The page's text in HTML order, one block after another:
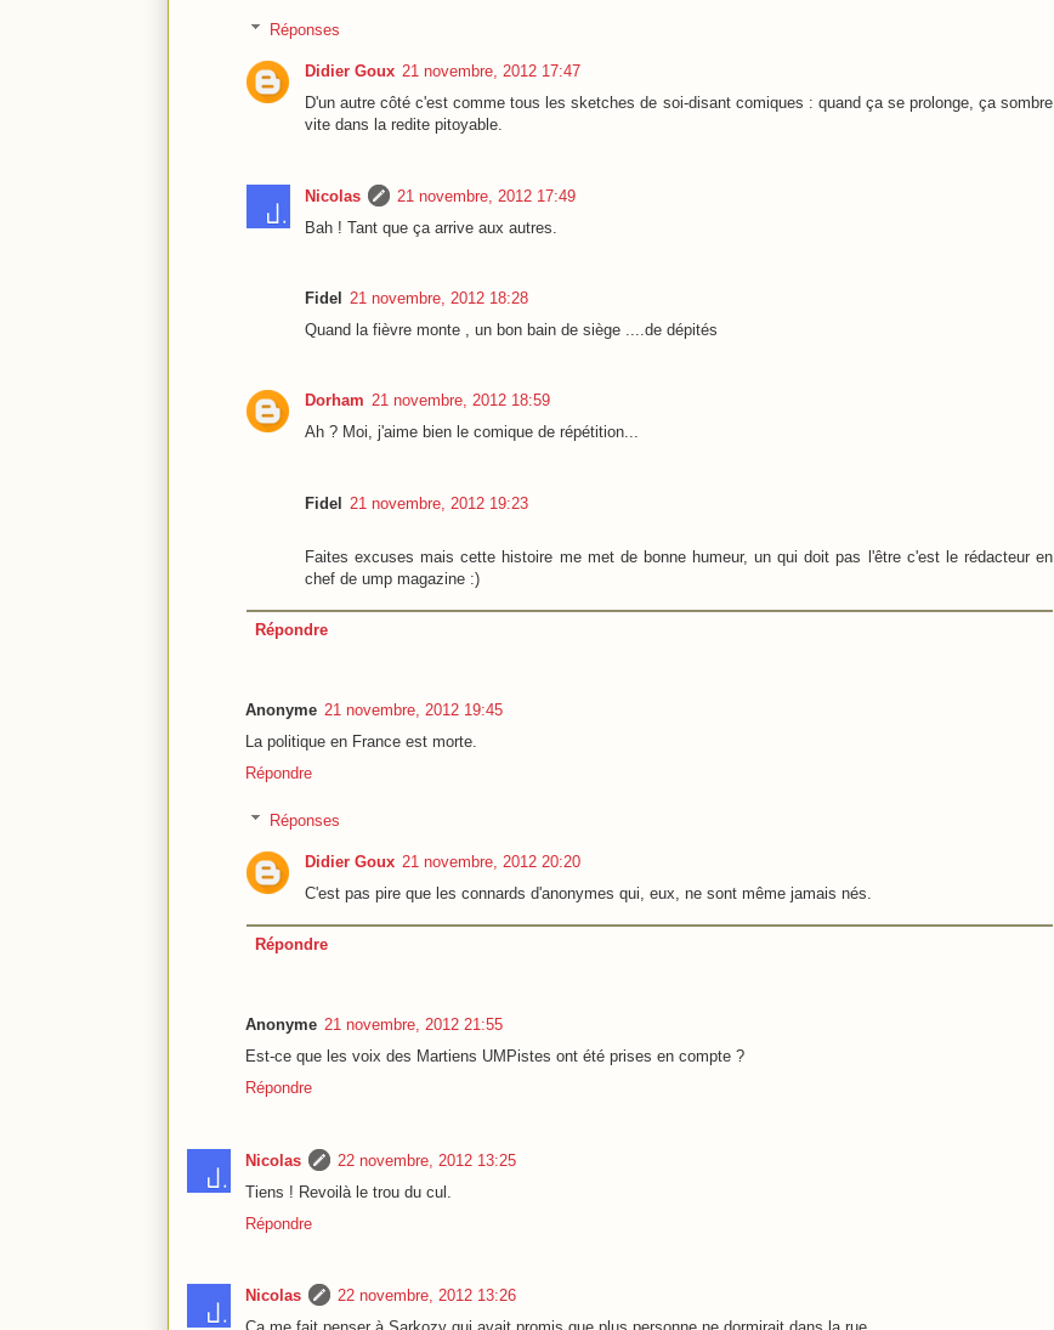
Réponses
Didier Goux 21 novembre, 2012 17:47
D'un autre côté c'est comme tous les sketches de soi-disant comiques : quand ça se prolonge, ça sombre
vite dans la redite pitoyable.
Nicolas
21 novembre, 2012 17:49
Bah ! Tant que ça arrive aux autres.
Fidel
21 novembre, 2012 18:28
Quand la fièvre monte , un bon bain de siège ....de dépités
Dorham 21 novembre, 2012 18:59
Ah ? Moi, j'aime bien le comique de répétition...
Fidel 21 novembre, 2012 19:23
Faites excuses mais cette histoire me met de bonne humeur, un qui doit pas l'être c'est le rédacteur en
chef de ump magazine :)
Répondre
Anonyme 21 novembre, 2012 19:45
La politique en France est morte.
Répondre
Réponses
Didier Goux 21 novembre, 2012 20:20
C'est pas pire que les connards d'anonymes qui, eux, ne sont même jamais nés.
Répondre
Anonyme 21 novembre, 2012 21:55
Est-ce que les voix des Martiens UMPistes ont été prises en compte ?
Répondre
Nicolas
22 novembre, 2012 13:25
Tiens ! Revoilà le trou du cul.
Répondre
Nicolas
22 novembre, 2012 13:26